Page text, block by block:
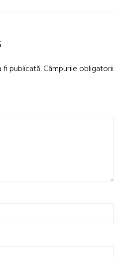
fi publicată.Câmpurile obligatorii